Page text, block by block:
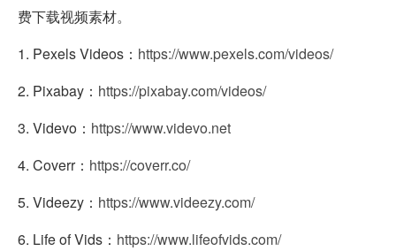
费下载视频素材。
1. Pexels Videos： https://www.pexels.com/videos/
2. Pixabay： https://pixabay.com/videos/
3. Videvo： https://www.videvo.net
4. Coverr： https://coverr.co/
5. Videezy： https://www.videezy.com/
6. Life of Vids： https://www.lifeofvids.com/